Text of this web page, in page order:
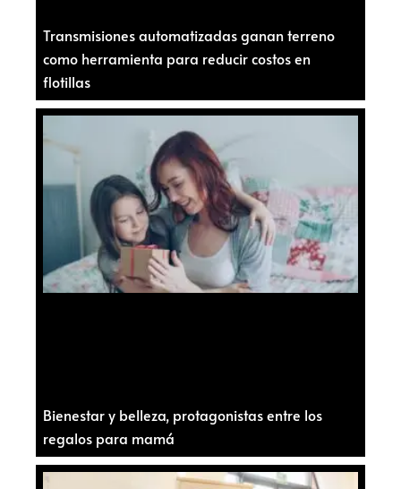
Transmisiones automatizadas ganan terreno
como herramienta para reducir costos en
flotillas
Bienestar y belleza, protagonistas entre los
regalos para mamá